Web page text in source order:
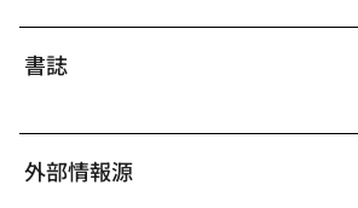
ーを制作。1967年、ニューヨーク近代美術
蔵。1968年、大島渚監督の映画「新宿泥棒
会「せんい館」のパヴィリオンをデザイン
ク近代美術館で個展。以後、国内外の数多
書誌
外部情報源